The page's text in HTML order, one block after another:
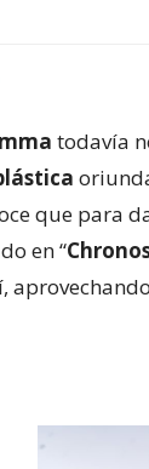
todavía
que para
en “